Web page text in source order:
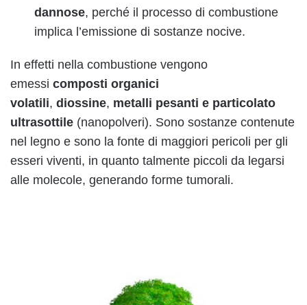
dannose, perché il processo di combustione
implica l’emissione di sostanze nocive.
In effetti nella combustione vengono
emessi composti organici
volatili, diossine, metalli pesanti e particolato
ultrasottile (nanopolveri). Sono sostanze contenute
nel legno e sono la fonte di maggiori pericoli per gli
esseri viventi, in quanto talmente piccoli da legarsi
alle molecole, generando forme tumorali.